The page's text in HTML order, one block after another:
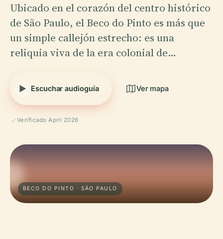
Ubicado en el corazón del centro histórico
de São Paulo, el Beco do Pinto es más que
un simple callejón estrecho: es una
reliquia viva de la era colonial de…
Escuchar audioguía Ver mapa
Verificado April 2026
BECO DO PINTO · SÃO PAULO